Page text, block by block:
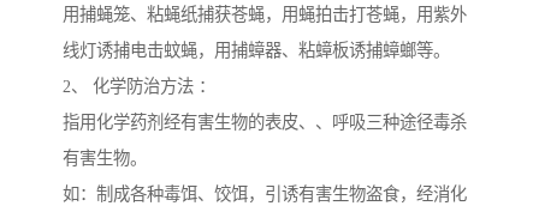
用捕蝇笼、粘蝇纸捕获苍蝇，用蝇拍击打苍蝇，用紫外
线灯诱捕电击蚊蝇，用捕蟑器、粘蟑板诱捕蟑螂等。
2、 化学防治方法 ：
指用化学药剂经有害生物的表皮、、呼吸三种途径毒杀
有害生物。
如：制成各种毒饵、饺饵，引诱有害生物盗食，经消化